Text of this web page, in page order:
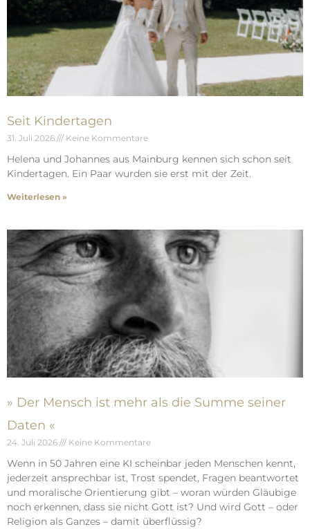
Seit Kindertagen
31. Juli 2026 Keine Kommentare
Helena und Johannes aus Mainburg kennen sich schon seit
Kindertagen. Ein Paar wurden sie erst mit der Zeit.
Weiterlesen »
» Der Mensch ist mehr als die Summe seiner
Daten «
24. Juli 2026 Keine Kommentare
Wenn in 50 Jahren eine KI scheinbar jeden Menschen kennt,
jederzeit ansprechbar ist, Trost spendet, Fragen beantwortet
und moralische Orientierung gibt – woran würden Gläubige
noch erkennen, dass sie nicht Gott ist? Und wird Gott – oder
Religion als Ganzes – damit überflüssig?